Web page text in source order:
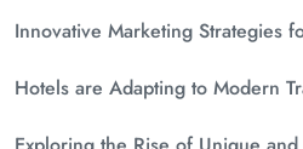
Innovative Marketing Strategies
Hotels are Adapting to Modern